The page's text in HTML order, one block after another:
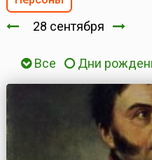
28 сентября
Все Дни